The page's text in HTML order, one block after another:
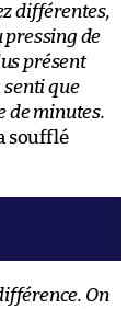
différentes,
pressing de
présent
senti que
de minutes.
soufflé
On